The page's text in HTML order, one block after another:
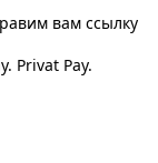
вам ссылку
Privat Pay.